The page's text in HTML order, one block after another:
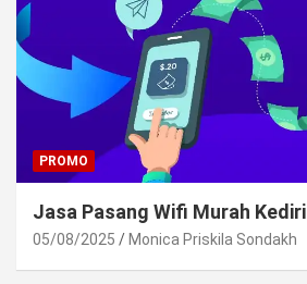
PROMO
Jasa Pasang Wifi Murah Kediri
05/08/2025 Monica Priskila Sondakh